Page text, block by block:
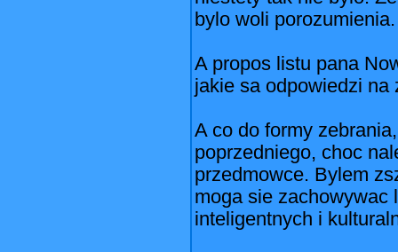
bylo woli
A propos listu pana
jakie sa odpowiedzi na
A co do formy
poprzedniego, choc
przedmowce. Bylem
moga sie zachowywac
inteligentnych i